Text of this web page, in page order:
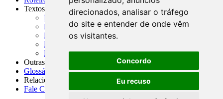
direcionados, analisar o tráfego
do site e entender de onde vêm
os visitantes.
Concordo
Eu recuso
Textos
Índice de Textos
Editorial
Monografias
Na Imprensa
Fórum de Discussão
Outras ferramentas
Glossário
Relacionamento
Fale Conosco